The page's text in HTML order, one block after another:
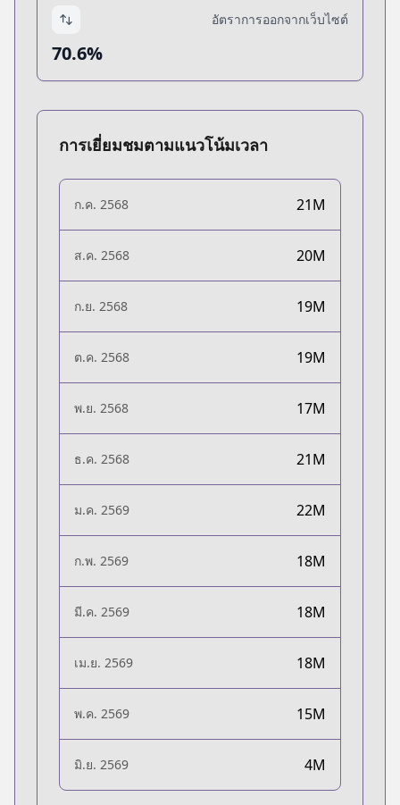
อัตราการออกจากเว็บไซต์
70.6%
การเยี่ยมชมตามแนวโน้มเวลา
ก.ค. 2568 21M
ส.ค. 2568 20M
ก.ย. 2568 19M
ต.ค. 2568 19M
พ.ย. 2568 17M
ธ.ค. 2568 21M
ม.ค. 2569 22M
ก.พ. 2569 18M
มี.ค. 2569 18M
เม.ย. 2569 18M
พ.ค. 2569 15M
มิ.ย. 2569 4M